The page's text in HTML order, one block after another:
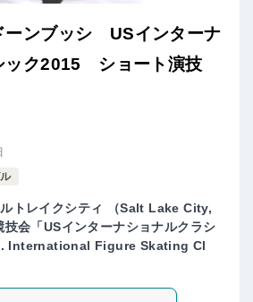
ーンブッシ USインターナ
ック2015 ショート演技
トレイクシティ （Salt Lake City,
会「USインターナショナルクラシ
International Figure Skating Cl